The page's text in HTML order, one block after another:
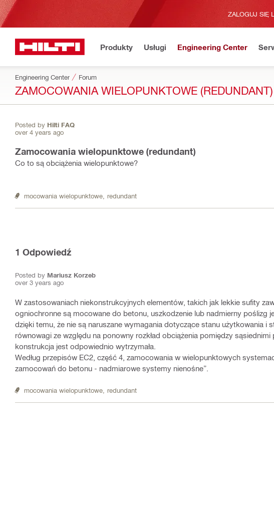
ZALOGUJ SIĘ
Produkty Usługi Engineering Center
Engineering Center Forum
ZAMOCOWANIA WIELOPUNKTOWE (REDUNDANT)
Posted by Hilti FAQ
over 4 years ago
Zamocowania wielopunktowe (redundant)
Co to są obciążenia wielopunktowe?
mocowania wielopunktowe, redundant
1 Odpowiedź
Posted by Mariusz Korzeb
over 3 years ago
W zastosowaniach niekonstrukcyjnych elementów, takich jak lekkie sufity
ogniochronne są mocowane do betonu, uszkodzenie lub nadmierny
dzięki temu, że nie są naruszane wymagania dotyczące stanu użytkowania
równowagi ze względu na ponowny rozkład obciążenia pomiędzy
konstrukcja jest odpowiednio wytrzymała.
Według przepisów EC2, część 4, zamocowania w wielopunktowych
zamocowań do betonu - nadmiarowe systemy nienośne”.
mocowania wielopunktowe, redundant